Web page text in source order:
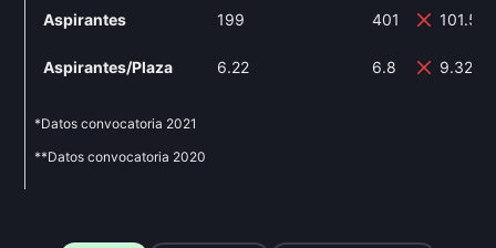
Aspirantes 199
Aspirantes/Plaza 6.22
401
6.8 9.32%
*Datos convocatoria 2021
**Datos convocatoria 2020